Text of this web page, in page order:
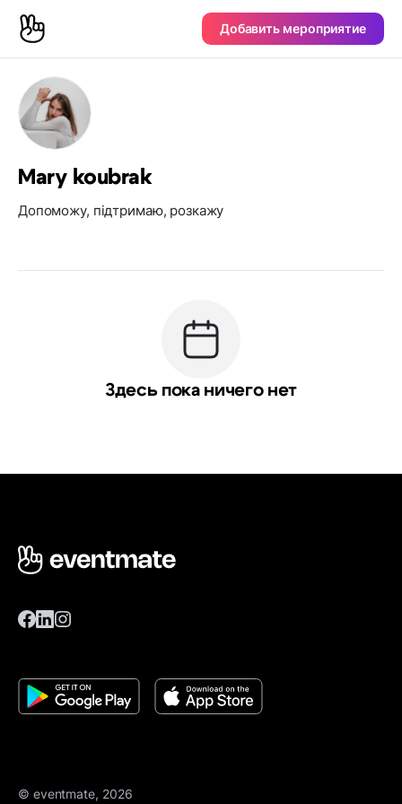
Добавить мероприятие
Mary koubrak
Допоможу, підтримаю, розкажу
Здесь пока ничего нет
© eventmate, 2026